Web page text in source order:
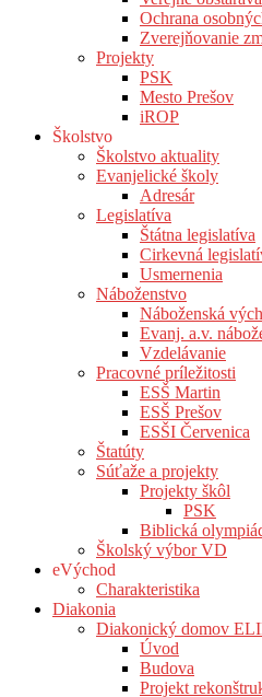
Ochrana
Zverejňovanie
Projekty
PSK
Mesto Prešov
iROP
Školstvo
Školstvo aktuality
Evanjelické školy
Adresár
Legislatíva
Štátna legislatíva
Cirkevná
Usmernenia
Náboženstvo
Náboženská
Evanj. a.v.
Vzdelávanie
Pracovné príležitosti
ESŠ Martin
ESŠ Prešov
ESŠI Červenica
Štatúty
Súťaže a projekty
Projekty škôl
PSK
Biblická
Školský výbor VD
eVýchod
Charakteristika
Diakonia
Diakonický domov
Úvod
Budova
Projekt